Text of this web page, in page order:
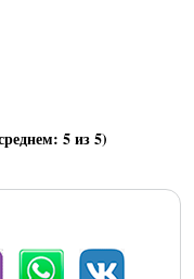
5из 5)